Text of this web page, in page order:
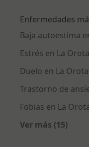
Enfermedades
Baja autoestima
Estrés en La
Duelo en La
Trastorno de
Fobias en La
Ver más (15)